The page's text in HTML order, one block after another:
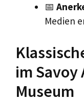
📅
Medien
im
Museum